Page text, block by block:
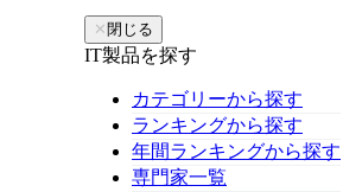
✕ 閉じる
IT製品を探す
カテゴリーから探す
ランキングから探す
年間ランキングから探す
専門家一覧